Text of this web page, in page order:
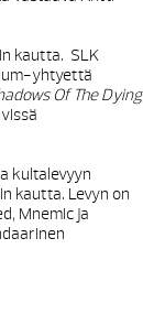
kautta. SLK
yhtyettä
Of The Dying
kultalevyyn
kautta. Levyn on
Mnemic ja